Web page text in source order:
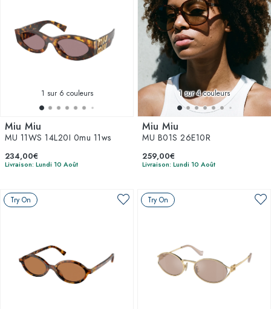
1 sur 6 couleurs
Miu Miu
MU 11WS 14L20I 0mu 11ws
234,00€
Livraison: Lundi 10 Août
1sur 4 couleurs
Miu Miu
MU B01S 26E10R
259,00€
Livraison: Lundi 10 Août
Try On Try On